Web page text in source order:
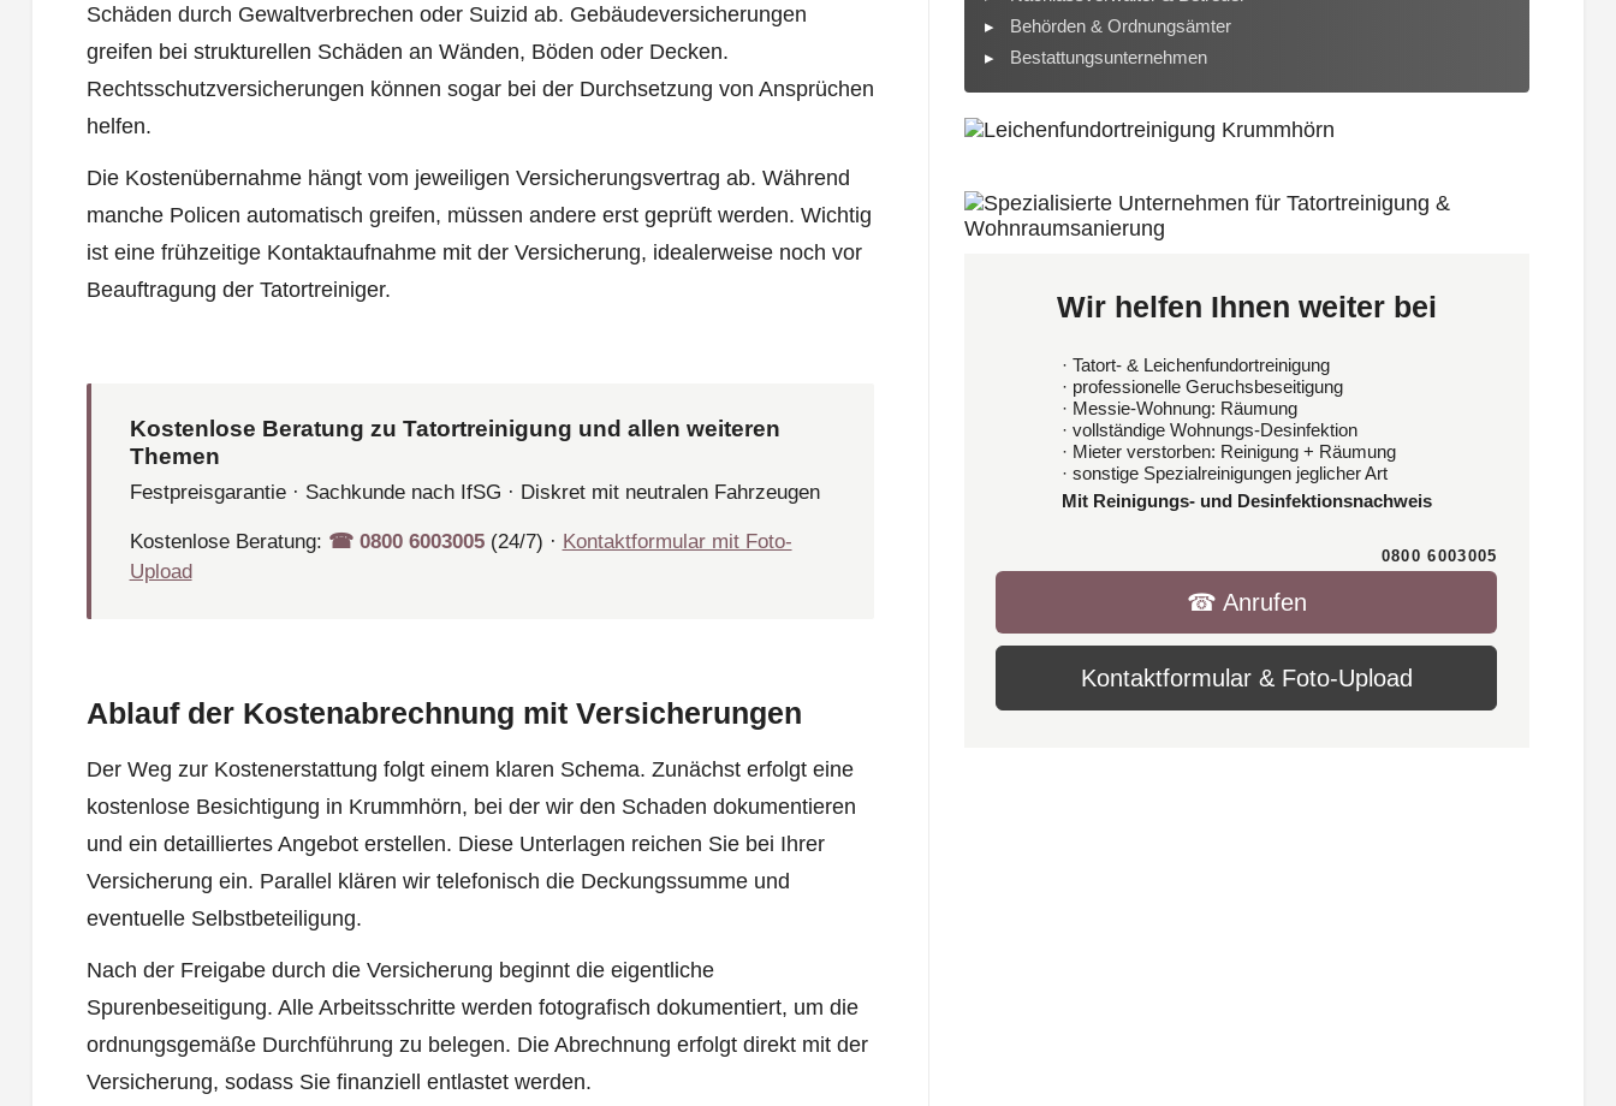
Schäden durch Gewaltverbrechen oder Suizid ab. Gebäudeversicherungen
greifen bei strukturellen Schäden an Wänden, Böden oder Decken.
Rechtsschutzversicherungen können sogar bei der Durchsetzung von Ansprüchen
helfen.
Die Kostenübernahme hängt vom jeweiligen Versicherungsvertrag ab. Während
manche Policen automatisch greifen, müssen andere erst geprüft werden. Wichtig
ist eine frühzeitige Kontaktaufnahme mit der Versicherung, idealerweise noch vor
Beauftragung der Tatortreiniger.
Kostenlose Beratung zu Tatortreinigung und allen weiteren
Themen
Festpreisgarantie · Sachkunde nach IfSG · Diskret mit neutralen Fahrzeugen
Kostenlose Beratung: ☎︎ 0800 6003005(24/7) · Kontaktformular mit Foto-
Upload
Ablauf der Kostenabrechnung mit Versicherungen
Der Weg zur Kostenerstattung folgt einem klaren Schema. Zunächst erfolgt eine
kostenlose Besichtigung in Krummhörn, bei der wir den Schaden dokumentieren
und ein detailliertes Angebot erstellen. Diese Unterlagen reichen Sie bei Ihrer
Versicherung ein. Parallel klären wir telefonisch die Deckungssumme und
eventuelle Selbstbeteiligung.
Nach der Freigabe durch die Versicherung beginnt die eigentliche
Spurenbeseitigung. Alle Arbeitsschritte werden fotografisch dokumentiert, um die
ordnungsgemäße Durchführung zu belegen. Die Abrechnung erfolgt direkt mit der
Versicherung, sodass Sie finanziell entlastet werden.
Behörden & Ordnungsämter
Bestattungsunternehmen
Wir helfen Ihnen weiter bei
· Tatort- & Leichenfundortreinigung
· professionelle Geruchsbeseitigung
· Messie-Wohnung: Räumung
· vollständige Wohnungs-Desinfektion
· Mieter verstorben: Reinigung + Räumung
· sonstige Spezialreinigungen jeglicher Art
Mit Reinigungs- und Desinfektionsnachweis
0800 6003005
☎︎ Anrufen
Kontaktformular & Foto-Upload